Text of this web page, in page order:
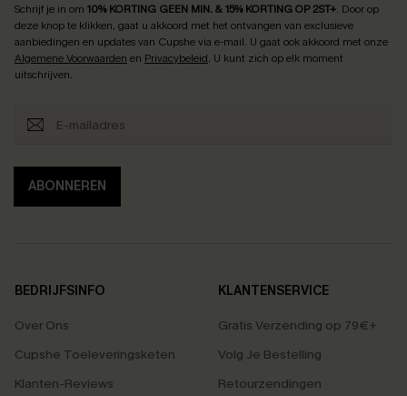
Schrijf je in om 10% KORTING GEEN MIN. & 15% KORTING OP 2ST+. Door op
deze knop te klikken, gaat u akkoord met het ontvangen van exclusieve
aanbiedingen en updates van Cupshe via e-mail. U gaat ook akkoord met onze
Algemene Voorwaarden en Privacybeleid. U kunt zich op elk moment
uitschrijven.
ABONNEREN
BEDRIJFSINFO
Over Ons
Cupshe Toeleveringsketen
Klanten-Reviews
KLANTENSERVICE
Gratis Verzending op 79€+
Volg Je Bestelling
Retourzendingen